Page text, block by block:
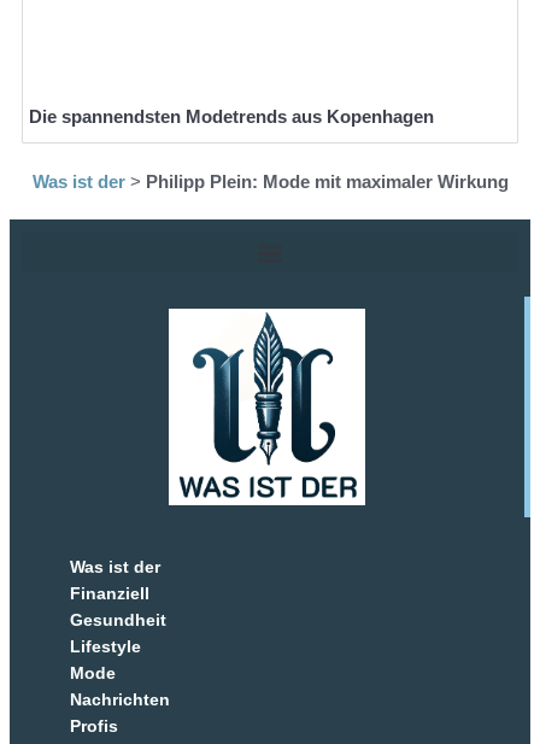
Die spannendsten Modetrends aus Kopenhagen
Was ist der> Philipp Plein: Mode mit maximaler Wirkung
Was ist der
Finanziell
Gesundheit
Lifestyle
Mode
Nachrichten
Profis